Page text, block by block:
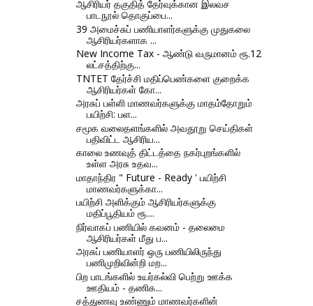
ஆசிரியர் தகுதித் தேர்வுக்கான இலவச
பாடநூல் தொகுப்பை...
39 அமைச்சுப் பணியாளர்களுக்கு முதுகலை
ஆசிரியர்களாக ...
New Income Tax - ஆண்டு வருமானம் ரூ.12
லட்சத்திற்கு...
TNTET தேர்ச்சி மதிப்பெண்களை குறைக்க
ஆசிரியர்கள் கோ...
அரசுப் பள்ளி மாணவர்களுக்கு மாதம்தோறும்
பயிற்சி: பள...
சமூக வலைதளங்களில் அவதூறு செய்திகள்
பதிவிட்ட ஆசிரிய...
காலை உணவுத் திட்டத்தை நகர்புறங்களில்
உள்ள அரசு உதவ...
மாதாந்திர " Future - Ready ' பயிற்சி
மாணவர்களுக்கா...
பயிற்சி அளிக்கும் ஆசிரியர்களுக்கு
மதிப்பூதியம் ரூ....
நிர்வாகப் பணியில் கவனம் - தலைமை
ஆசிரியர்கள் மீது ப...
அரசுப் பணியாளர் ஒரு பணியிலிருந்து
பணிமுறிவின்றி மற...
பிற பாடங்களில் உயர்கல்வி பெற்று ஊக்க
ஊதியம் - தணிக...
சத்துணவு உண்ணும் மாணவர்களின்